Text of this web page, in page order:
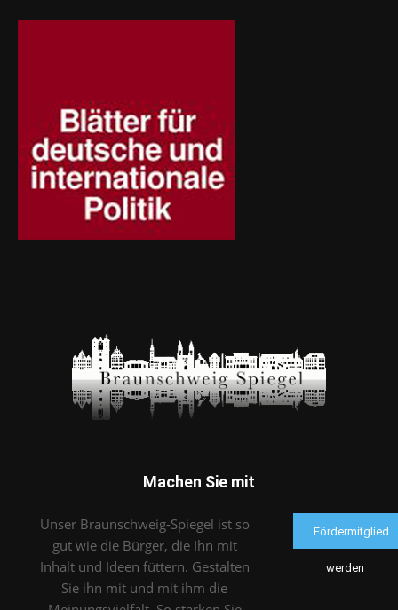
Machen Sie mit
Unser Braunschweig-Spiegel ist so
gut wie die Bürger, die Ihn mit
Inhalt und Ideen füttern. Gestalten
Sie ihn mit und mit ihm die
Fördermitglied
werden